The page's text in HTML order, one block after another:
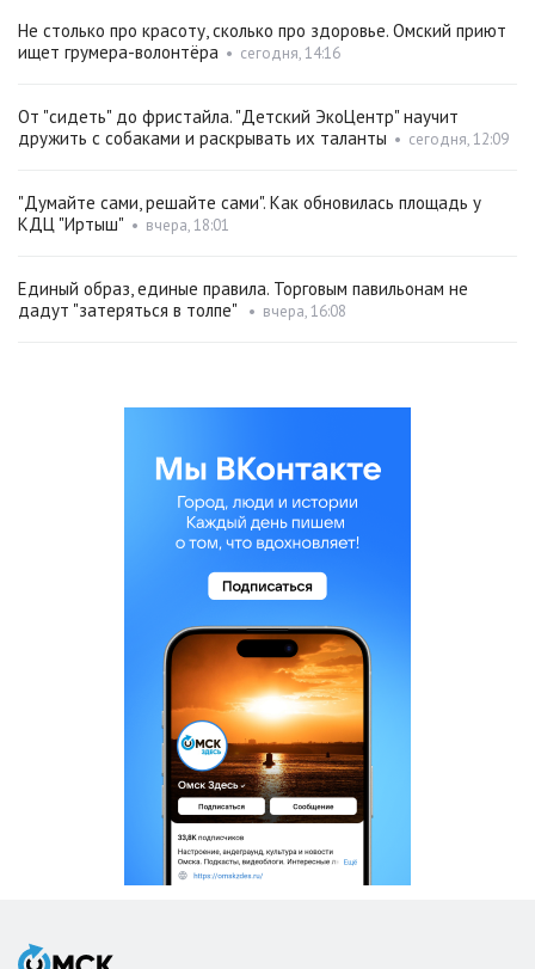
Не столько про красоту, сколько про здоровье. Омский приют
ищет грумера-волонтёра • сегодня, 14:16
От "сидеть" до фристайла. "Детский ЭкоЦентр" научит
дружить с собаками и раскрывать их таланты • сегодня, 12:09
"Думайте сами, решайте сами". Как обновилась площадь у
КДЦ "Иртыш" • вчера, 18:01
Единый образ, единые правила. Торговым павильонам не
дадут "затеряться в толпе"
• вчера, 16:08